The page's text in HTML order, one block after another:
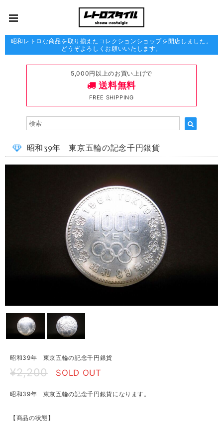
昭和レトロな商品を取り揃えたコレクションショップを開店しました。
どうぞよろしくお願いいたします。
5,000円以上のお買い上げで
送料無料
FREE SHIPPING
昭和39年 東京五輪の記念千円銀貨
昭和39年 東京五輪の記念千円銀貨
¥2,200 SOLD OUT
昭和39年 東京五輪の記念千円銀貨になります。
【商品の状態】